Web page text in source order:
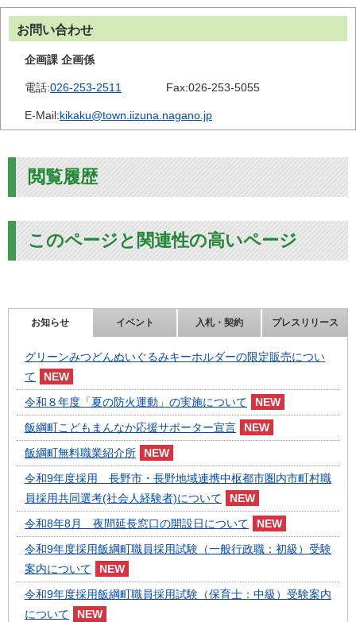
お問い合わせ
企画課 企画係
電話:026-253-2511 Fax:026-253-5055
E-Mail:kikaku@town.iizuna.nagano.jp
閲覧履歴
このページと関連性の高いページ
お知らせ イベント 入札・契約 プレスリリース
グリーンみつどんぬいぐるみキーホルダーの限定販売につい
て
令和８年度「夏の防火運動」の実施について
飯綱町こどもまんなか応援サポーター宣言
飯綱町無料職業紹介所
令和9年度採用 長野市・長野地域連携中枢都市圏内市町村職
員採用共同選考(社会人経験者)について
令和8年8月 夜間延長窓口の開設日について
令和9年度採用飯綱町職員採用試験（一般行政職：初級）受験
案内について
令和9年度採用飯綱町職員採用試験（保育士：中級）受験案内
について